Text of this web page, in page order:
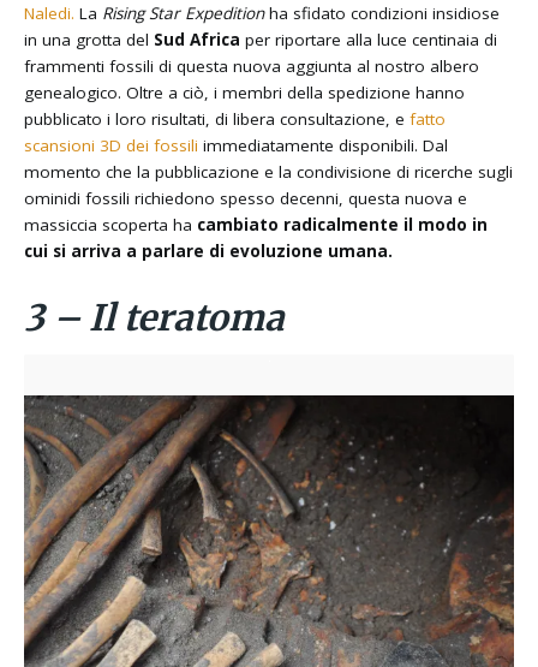
Naledi. La Rising Star Expeditionha sfidato condizioni insidiose
in una grotta del Sud Africa per riportare alla luce centinaia di
frammenti fossili di questa nuova aggiunta al nostro albero
genealogico. Oltre a ciò, i membri della spedizione hanno
pubblicato i loro risultati, di libera consultazione, efatto
scansioni 3D dei fossili immediatamente disponibili. Dal
momento che la pubblicazione e la condivisione di ricerche sugli
ominidi fossili richiedono spesso decenni, questa nuova e
massiccia scoperta ha cambiato radicalmente il modo in
cui si arriva a parlare di evoluzione umana.
3 – Il teratoma